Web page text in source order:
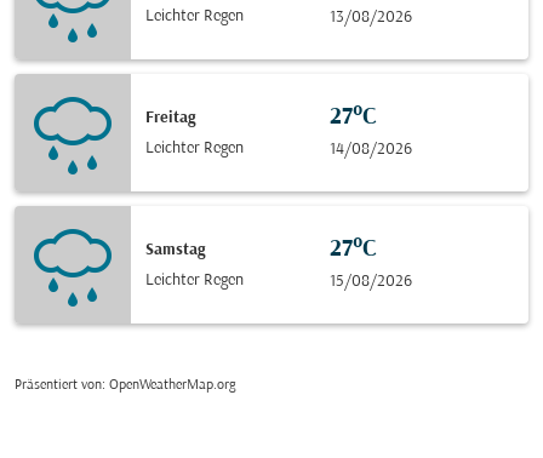
Leichter Regen
13/08/2026
Freitag
Leichter Regen
27°C
14/08/2026
Samstag
Leichter Regen
27°C
15/08/2026
Präsentiert von: OpenWeatherMap.org